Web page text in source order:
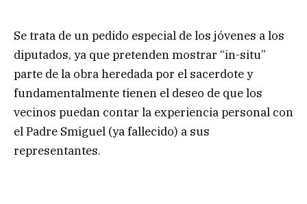
Se trata de un pedido especial de los jóvenes a los
diputados, ya que pretenden mostrar “in-situ”
parte de la obra heredada por el sacerdote y
fundamentalmente tienen el deseo de que los
vecinos puedan contar la experiencia personal con
el Padre Smiguel (ya fallecido) a sus
representantes.